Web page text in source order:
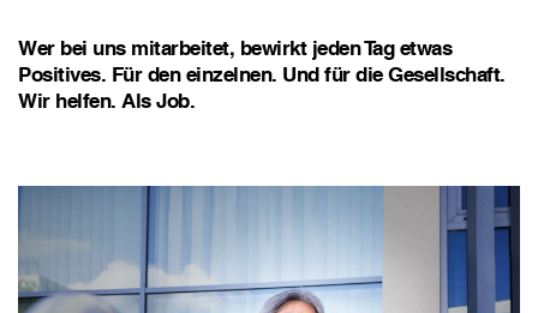
Wer bei uns mitarbeitet, bewirkt jeden Tag etwas
Positives. Für den einzelnen. Und für die Gesellschaft.
Wir helfen. Als Job.